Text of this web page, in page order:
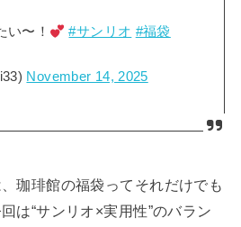
い〜！
#サンリオ #福袋
November 14, 2025
珈琲館の福袋ってそれだけでも
は“サンリオ×実用性”のバラン